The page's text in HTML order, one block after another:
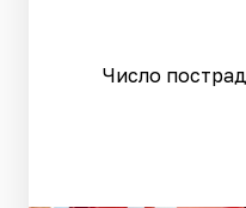
Число